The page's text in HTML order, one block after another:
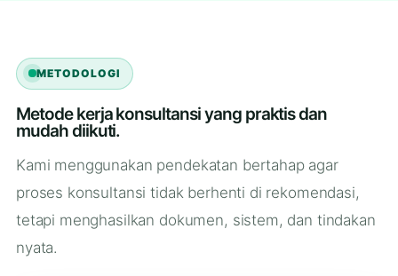
METODOLOGI
Metode kerja konsultansi yang praktis dan
mudah diikuti.
Kami menggunakan pendekatan bertahap agar
proses konsultansi tidak berhenti di rekomendasi,
tetapi menghasilkan dokumen, sistem, dan tindakan
nyata.